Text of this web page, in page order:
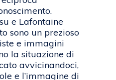
e Lafontaine
sono un prezioso
e immagini
la situazione di
avvicinandoci,
e l’immagine di